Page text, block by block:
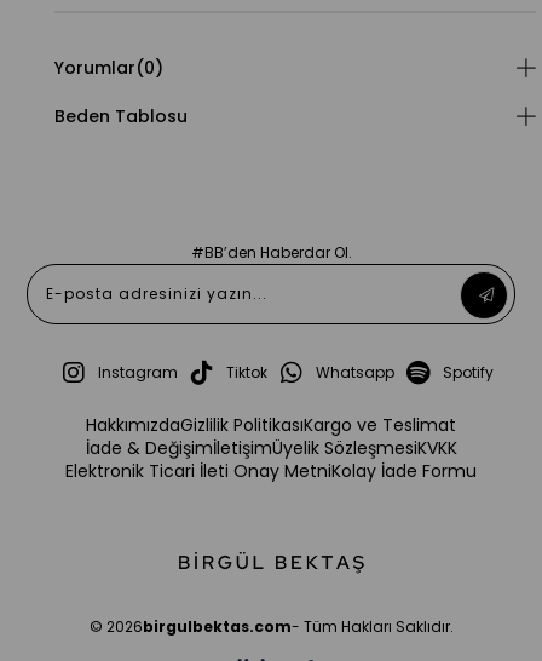
Yorumlar(0)
Beden Tablosu
#BB’den Haberdar Ol.
Instagram Tiktok Whatsapp Spotify
HakkımızdaGizlilik PolitikasıKargo ve Teslimat
İade & DeğişimİletişimÜyelik SözleşmesiKVKK
Elektronik Ticari İleti Onay MetniKolay İade Formu
© 2026birgulbektas.com- Tüm Hakları Saklıdır.